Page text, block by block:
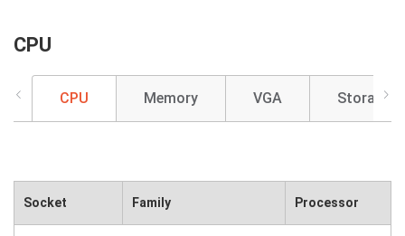
CPU
CPU Memory VGA Storage
Socket Family Processor